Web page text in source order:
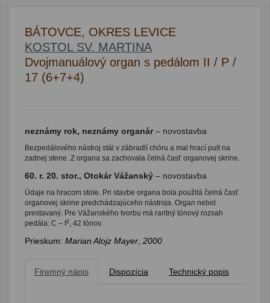
BÁTOVCE, OKRES LEVICE
KOSTOL SV. MARTINA
Dvojmanuálový organ s pedálom II / P /
17 (6+7+4)
neznámy rok, neznámy organár– novostavba
Bezpedálového nástroj stál v zábradlí chóru a mal hrací pult na
zadnej stene. Z organa sa zachovala čelná časť organovej skrine.
60. r. 20. stor., Otokár Vážanský – novostavba
Údaje na hracom stole. Pri stavbe organa bola použitá čelná časť
organovej skrine predchádzajúceho nástroja. Organ nebol
prestavaný. Pre Vážanského tvorbu má raritný tónový rozsah
pedála: C – f2, 42 tónov.
Prieskum: Marian Alojz Mayer 2000
Firemný nápis Dispozícia Technický popis